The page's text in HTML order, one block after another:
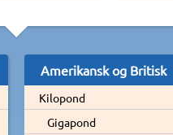
Amerikansk og Britisk
Kilopond
Gigapond